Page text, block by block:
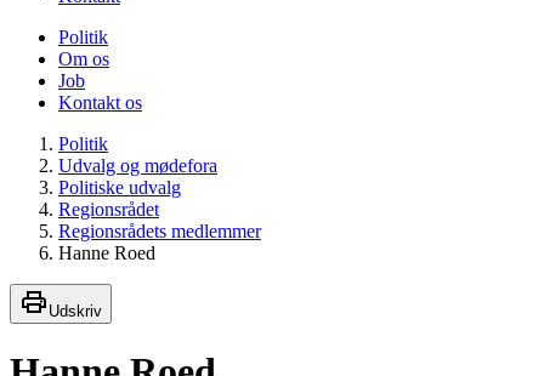
Politik
Om os
Job
Kontakt os
Politik
Udvalg og mødefora
Politiske udvalg
Regionsrådet
Regionsrådets medlemmer
Hanne Roed
Udskriv